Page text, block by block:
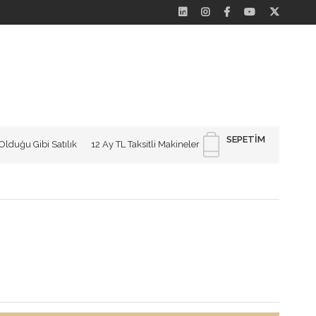
SEPETIM
Gibi Satılık 12 Ay TL Taksitli Makineler